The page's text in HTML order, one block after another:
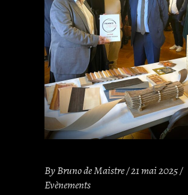
ByBruno de Maistre 21 mai 2025
Evènements